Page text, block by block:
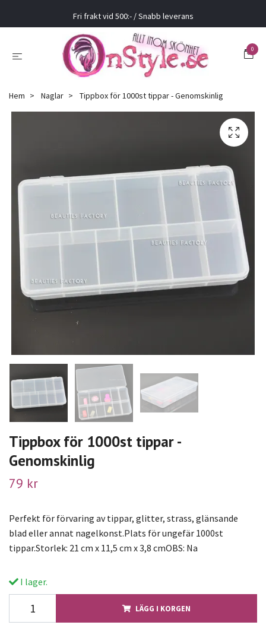
Fri frakt vid 500:- / Snabb leverans
0
Hem Naglar Tippbox för 1000st tippar - Genomskinlig
Tippbox för 1000st tippar -
Genomskinlig
79 kr
Perfekt för förvaring av tippar, glitter, strass, glänsande
blad eller annat nagelkonst.Plats för ungefär 1000st
tippar.Storlek: 21 cm x 11,5 cm x 3,8 cmOBS: Na
I lager.
LÄGG I KORGEN